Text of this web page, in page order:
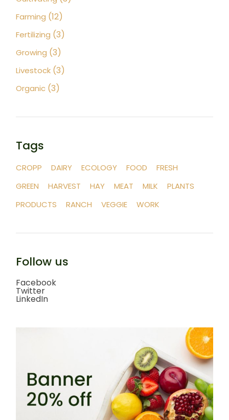
Farming (12)
Fertilizing (3)
Growing (3)
Livestock (3)
Organic (3)
Tags
CROPP DAIRY ECOLOGY FOOD
FRESH
GREEN
HARVEST HAY MEAT MILK
PLANTS
PRODUCTS
RANCH VEGGIE WORK
Follow us
Facebook
Twitter
LinkedIn